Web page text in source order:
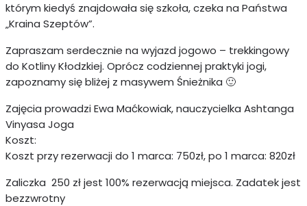
którym kiedyś znajdowała się szkoła, czeka na Państwa
„Kraina Szeptów”.
Zapraszam serdecznie na wyjazd jogowo – trekkingowy
do Kotliny Kłodzkiej. Oprócz codziennej praktyki jogi,
zapoznamy się bliżej z masywem Śnieżnika 🙂
Zajęcia prowadzi Ewa Maćkowiak, nauczycielka Ashtanga
Vinyasa Joga
Koszt:
Koszt przy rezerwacji do 1 marca: 750zł, po 1 marca: 820zł
Zaliczka 250 zł jest 100% rezerwacją miejsca. Zadatek jest
bezzwrotny